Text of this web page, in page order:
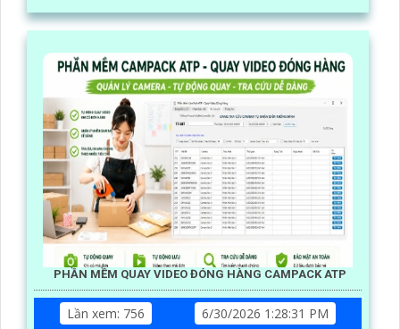
PHẦN MỀM QUAY VIDEO ĐÓNG HÀNG CAMPACK ATP
Lần xem: 756
6/30/2026 1:28:31 PM